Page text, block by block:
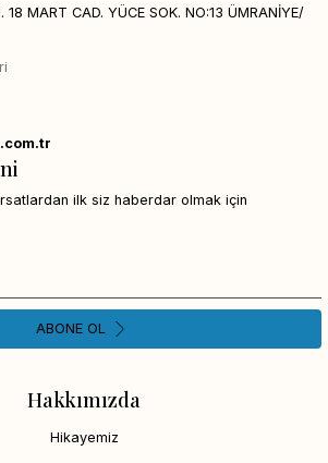
18 MART CAD. YÜCE SOK. NO:13 ÜMRANİYE/
Hakkımızda
Hikayemiz
ilk siz haberdar olmak için
ABONE OL